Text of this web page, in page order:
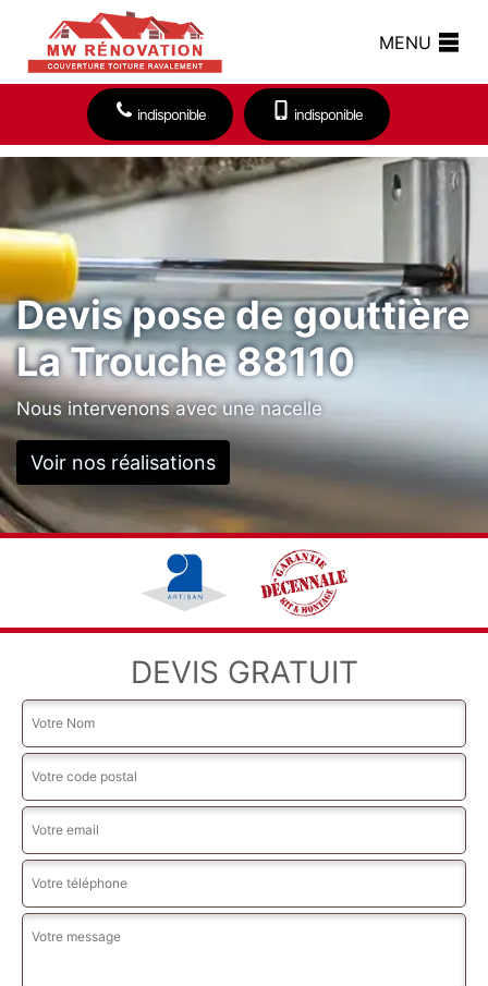
MENU
indisponible indisponible
Devis pose de gouttière
La Trouche 88110
Nous intervenons avec une nacelle
Voir nos réalisations
DEVIS GRATUIT